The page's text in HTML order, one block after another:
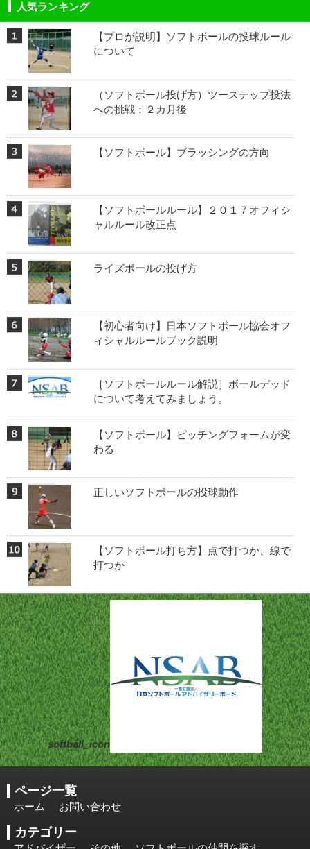
人気ランキング
【プロが説明】ソフトボールの投球ルール
について
（ソフトボール投げ方）ツーステップ投法
への挑戦：２カ月後
【ソフトボール】ブラッシングの方向
【ソフトボールルール】２０１７オフィシ
ャルルール改正点
ライズボールの投げ方
【初心者向け】日本ソフトボール協会オフ
ィシャルルールブック説明
［ソフトボールルール解説］ボールデッド
について考えてみましょう。
【ソフトボール】ピッチングフォームが変
わる
正しいソフトボールの投球動作
【ソフトボール打ち方】点で打つか、線で
打つか
softball_icon
ページ一覧
ホーム お問い合わせ
カテゴリー